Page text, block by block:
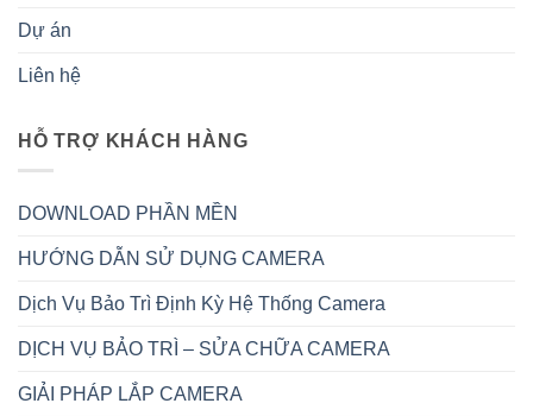
Dự án
Liên hệ
HỖ TRỢ KHÁCH HÀNG
DOWNLOAD PHẦN MỀN
HƯỚNG DẪN SỬ DỤNG CAMERA
Dịch Vụ Bảo Trì Định Kỳ Hệ Thống Camera
DỊCH VỤ BẢO TRÌ – SỬA CHỮA CAMERA
GIẢI PHÁP LẮP CAMERA